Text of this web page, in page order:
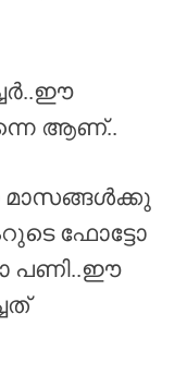
ആണ്..
ഫോട്ടോ
പണി..ഈ